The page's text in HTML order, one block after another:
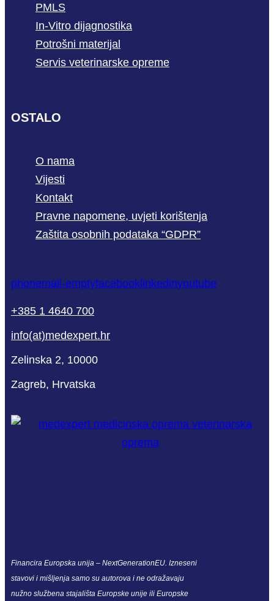
PMLS
In-Vitro dijagnostika
Potrošni materijal
Servis veterinarske opreme
OSTALO
O nama
Vijesti
Kontakt
Pravne napomene, uvjeti korištenja
Zaštita osobnih podataka “GDPR”
phonemail-emptyfacebooklinkedinyoutube
+385 1 4640 700
info(at)medexpert.hr
Zelinska 2, 10000
Zagreb, Hrvatska
Financira Europska unija – NextGenerationEU. Izneseni
stavovi i mišljenja samo su autorova i ne odražavaju
nužno službena stajališta Europske unije ili Europske